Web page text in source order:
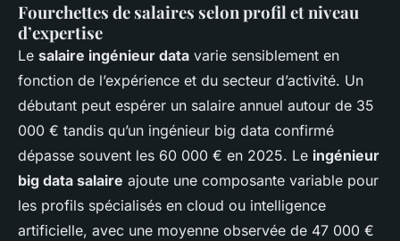
Fourchettes de salaires selon profil et niveau
d’expertise
Le salaire ingénieur data varie sensiblement en
fonction de l’expérience et du secteur d’activité. Un
débutant peut espérer un salaire annuel autour de 35
000 € tandis qu’un ingénieur big data confirmé
dépasse souvent les 60 000 € en 2025. Le ingénieur
big data salaire ajoute une composante variable pour
les profils spécialisés en cloud ou intelligence
artificielle, avec une moyenne observée de 47 000 €